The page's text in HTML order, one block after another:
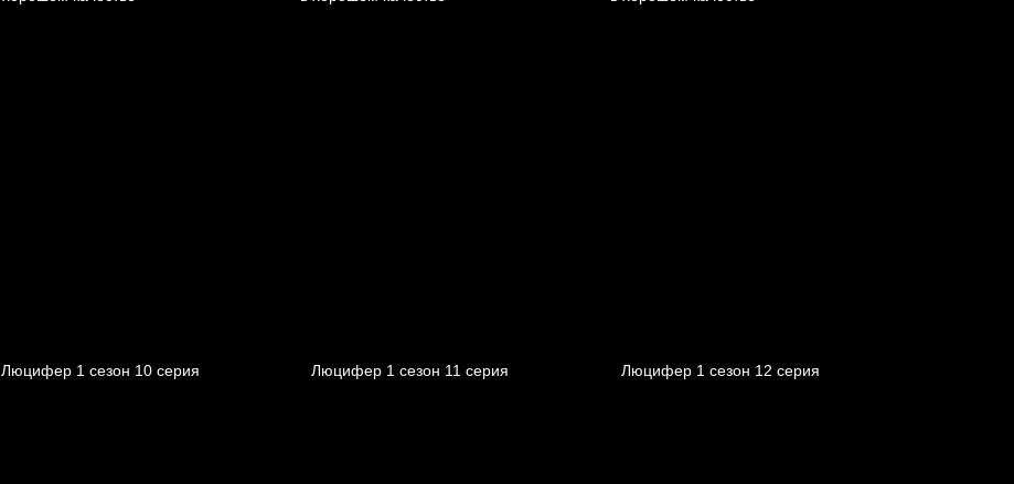
Люцифер 1 cезон 10 cерия Люцифер 1 cезон 11 cерия Люцифер 1 cезон 12 cерия